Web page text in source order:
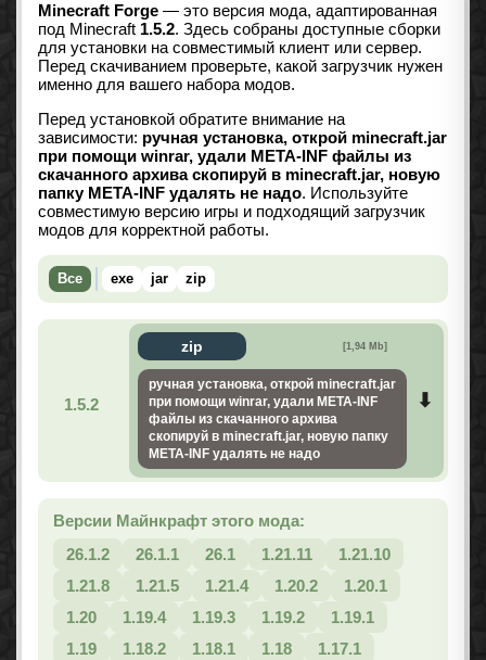
Minecraft Forge — это версия мода, адаптированная
под Minecraft 1.5.2. Здесь собраны доступные сборки
для установки на совместимый клиент или сервер.
Перед скачиванием проверьте, какой загрузчик нужен
именно для вашего набора модов.
Перед установкой обратите внимание на
зависимости: ручная установка, открой minecraft.jar
при помощи winrar, удали МЕТА-INF файлы из
скачанного архива скопируй в minecraft.jar, новую
папку META-INF удалять не надо. Используйте
совместимую версию игры и подходящий загрузчик
модов для корректной работы.
Все exe jar zip
1.5.2
zip [1,94 Mb]
ручная установка, открой minecraft.jar
при помощи winrar, удали МЕТА-INF
файлы из скачанного архива
скопируй в minecraft.jar, новую папку
META-INF удалять не надо
Версии Майнкрафт этого мода:
26.1.2
26.1.1 26.1 1.21.11
1.21.10
1.21.8
1.21.5 1.21.4 1.20.2
1.20.1
1.20
1.19.4 1.19.3 1.19.2
1.19.1
1.19
1.18.2 1.18.1 1.18
1.17.1